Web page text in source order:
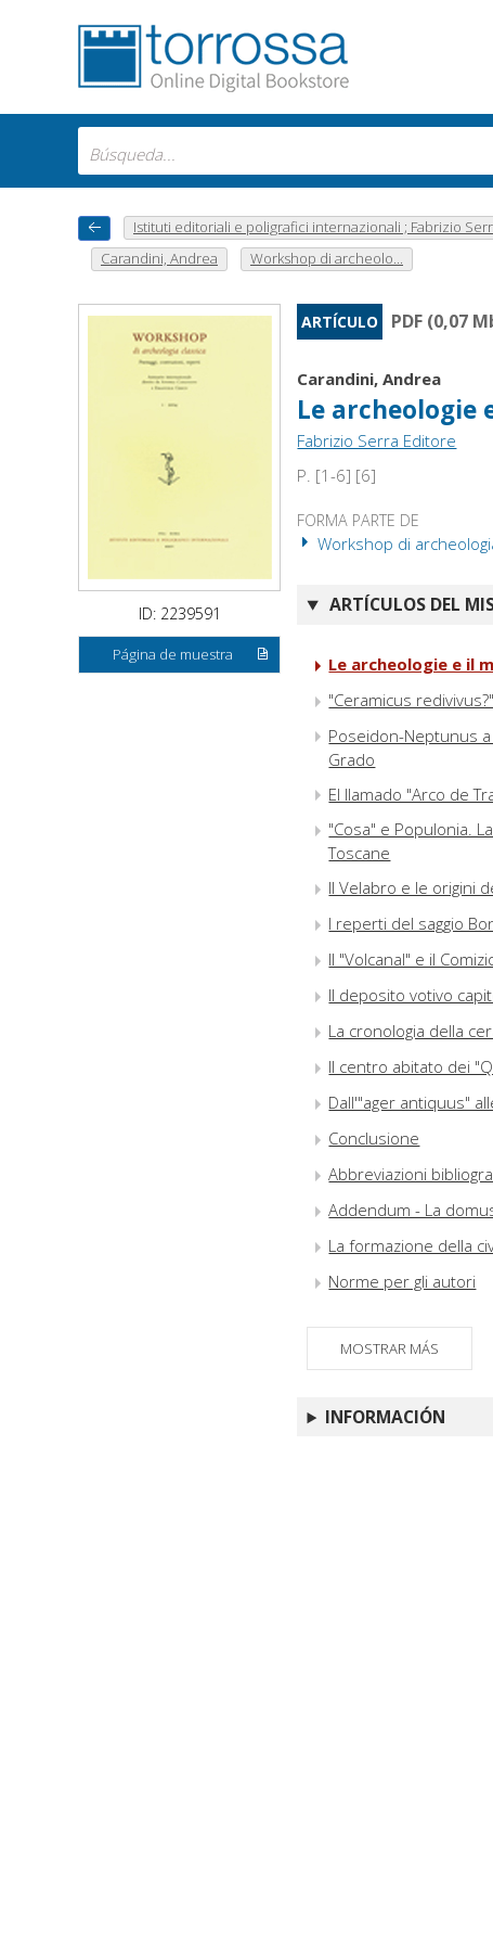
Istituti editoriali e poligrafici internazionali ; Fabrizio
Carandini, Andrea
Workshop di archeolo...
ID: 2239591
Página de muestra
ARTÍCULO PDF (0,07
Carandini, Andrea
Le archeologie
Fabrizio Serra Editore
P. [1-6] [6]
FORMA PARTE DE
Workshop di
ARTÍCULOS DEL
Le archeologie e il
"Ceramicus
Poseidon-Neptunus
Grado
El llamado "Arco de
"Cosa" e Populonia.
Toscane
Il Velabro e le origini
I reperti del saggio
Il "Volcanal" e il
Il deposito votivo
La cronologia della
Il centro abitato dei
Dall'"ager antiquus"
Conclusione
Abbreviazioni
Addendum - La
La formazione della
Norme per gli autori
MOSTRAR MÁS
INFORMACIÓN